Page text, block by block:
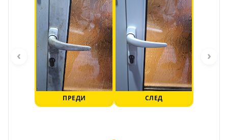
ПРЕДИ СЛЕД
‹ ›